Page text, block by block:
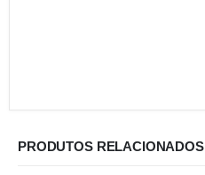
PRODUTOS RELACIONADOS